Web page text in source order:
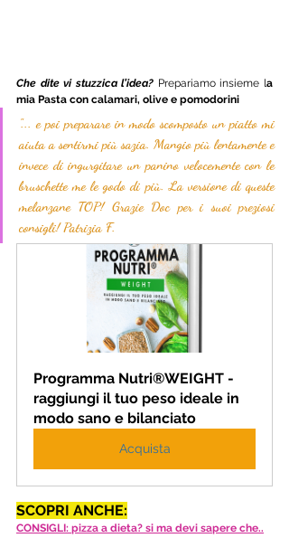
Che dite vi stuzzica l’idea? Prepariamo insieme la
mia Pasta con calamari, olive e pomodorini
"... e poi preparare in modo scomposto un piatto mi
aiuta a sentirmi più sazia. Mangio più lentamente e
invece di ingurgitare un panino velocemente con le
bruschette me le godo di più. La versione di queste
melanzane TOP! Grazie Doc per i suoi preziosi
consigli! Patrizia F.
Programma Nutri®WEIGHT -
raggiungi il tuo peso ideale in
modo sano e bilanciato
Acquista
SCOPRI ANCHE:
CONSIGLI: pizza a dieta? si ma devi sapere che..